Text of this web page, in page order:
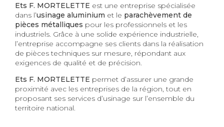
Ets F. MORTELETTE est une entreprise spécialisée
dans l’usinage aluminium et le parachèvement de
pièces métalliques pour les professionnels et les
industriels. Grâce à une solide expérience industrielle,
l’entreprise accompagne ses clients dans la réalisation
de pièces techniques sur mesure, répondant aux
exigences de qualité et de précision.
Ets F. MORTELETTE permet d’assurer une grande
proximité avec les entreprises de la région, tout en
proposant ses services d’usinage sur l’ensemble du
territoire national.